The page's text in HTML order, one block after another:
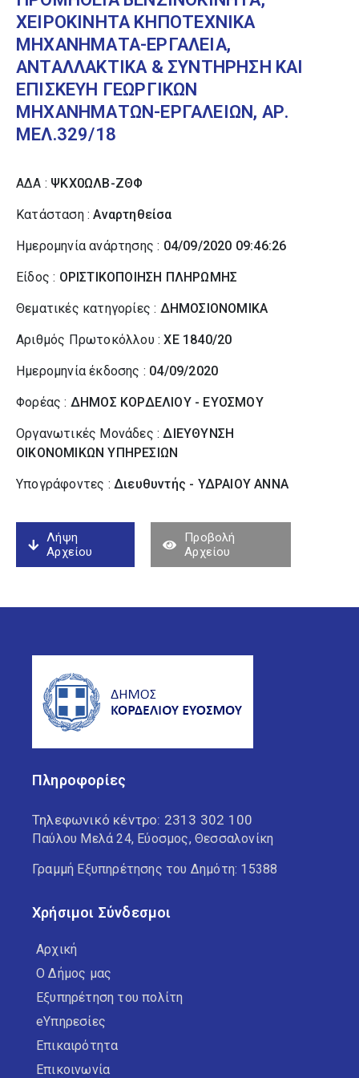
ΧΕΙΡΟΚΙΝΗΤΑ ΚΗΠΟΤΕΧΝΙΚΑ
ΜΗΧΑΝΗΜΑΤΑ-ΕΡΓΑΛΕΙΑ,
ΑΝΤΑΛΛΑΚΤΙΚΑ & ΣΥΝΤΗΡΗΣΗ ΚΑΙ
ΕΠΙΣΚΕΥΗ ΓΕΩΡΓΙΚΩΝ
ΜΗΧΑΝΗΜΑΤΩΝ-ΕΡΓΑΛΕΙΩΝ, ΑΡ.
ΜΕΛ.329/18
ΑΔΑ : ΨΚΧ0ΩΛΒ-ΖΘΦ
Κατάσταση :Αναρτηθείσα
Ημερομηνία ανάρτησης : 04/09/2020 09:46:26
Είδος : ΟΡΙΣΤΙΚΟΠΟΙΗΣΗ ΠΛΗΡΩΜΗΣ
Θεματικές κατηγορίες : ΔΗΜΟΣΙΟΝΟΜΙΚΑ
Αριθμός Πρωτοκόλλου :ΧΕ 1840/20
Ημερομηνία έκδοσης : 04/09/2020
Φορέας : ΔΗΜΟΣ ΚΟΡΔΕΛΙΟΥ - ΕΥΟΣΜΟΥ
Οργανωτικές Μονάδες :ΔΙΕΥΘΥΝΣΗ
ΟΙΚΟΝΟΜΙΚΩΝ ΥΠΗΡΕΣΙΩΝ
Υπογράφοντες : Διευθυντής - ΥΔΡΑΙΟΥ ΑΝΝΑ
Λήψη
Αρχείου
Προβολή
Αρχείου
Πληροφορίες
Τηλεφωνικό κέντρο: 2313 302 100
Παύλου Μελά 24, Εύοσμος, Θεσσαλονίκη
Γραμμή Εξυπηρέτησης του Δημότη: 15388
Χρήσιμοι Σύνδεσμοι
Αρχική
Ο Δήμος μας
Εξυπηρέτηση του πολίτη
eΥπηρεσίες
Επικαιρότητα
Επικοινωνία